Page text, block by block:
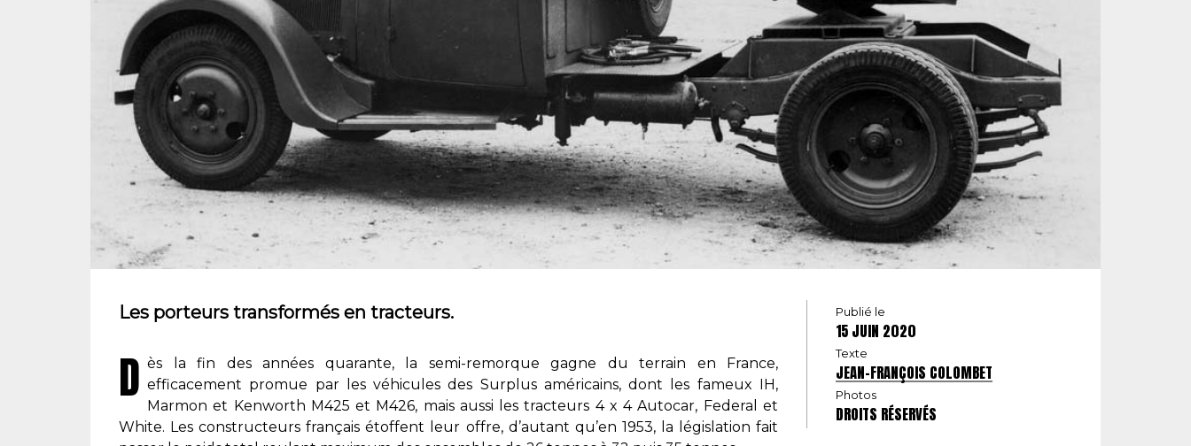
Les porteurs transformés en tracteurs.
D ès la fin des années quarante, la semi-remorque gagne du terrain en France,
efficacement promue par les véhicules des Surplus américains, dont les fameux IH,
Marmon et Kenworth M425 et M426, mais aussi les tracteurs 4 x 4 Autocar, Federal et
White. Les constructeurs français étoffent leur offre, d’autant qu’en 1953, la législation fait
Publié le
15 JUIN 2020
Texte
JEAN-FRANÇOIS COLOMBET
Photos
DROITS RÉSERVÉS